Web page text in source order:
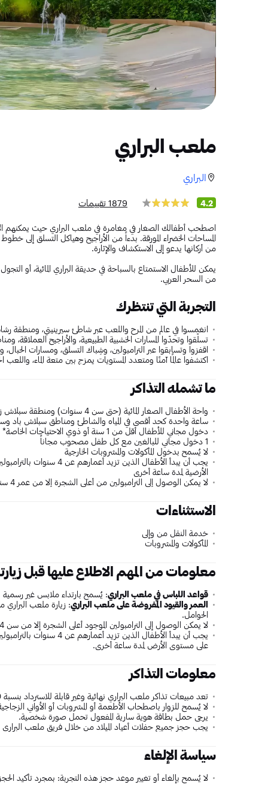
ملعب البراري
البراري
4.2 1879 تقييمات
اصطحب أطفالك الصغار في مغامرة في ملعب البراري حيث يمكنهم
المساحات الخضراء المورقة. بدءاً من الأراجيح وهياكل التسلق إلى
من أركانها يدعو إلى الاستكشاف والإثارة.
يمكن للأطفال الاستمتاع بالسباحة في حديقة البراري المائية، أو
من السحر العربي.
التجربة التي تنتظرك
انغمسوا في عالم من المرح واللعب عبر شاطئ سيرينيتي، ومنطقة
تسلّقوا وتحدّوا المسارات الخشبية الطبيعية، والأراجيح العملاقة،
اقفزوا وتسابقوا عبر الترامبولين، وشِباك التسلق، ومسارات الحبال،
اكتشفوا عالمًا آمنًا ومتعدد المستويات يمزج بين متعة الماء، واللعب
ما تشمله التذاكر
واحة الأطفال الصغار المائية (حتى سن 4 سنوات) ومنطقة سبلاش زون (من 4 سنوات حتى 14 سنة)
ساعة واحدة كحد أقصى في المياه والشاطئ ومناطق سبلاش باد
دخول مجاني للأطفال أقل من 1 سنة أو ذوي الاحتياجات الخاصة*
1 دخول مجاني للبالغين مع كل طفل مصحوب مجاناً
لا يُسمح بدخول المأكولات والمشروبات الخارجية
يجب أن يبدأ الأطفال
الأرضية لمدة ساعة أخرى
لا يمكن الوصول إلى الترامبولين من أعلى الشجرة إلا من عمر 4 سنوات فصاعداً فقط وجوارب التمسّك إلزامية.
الاستثناءات
خدمة النقل من وإلى
المأكولات والمشروبات
معلومات من المهم الاطلاع عليها قبل
قواعد اللباس في ملعب البراري: يُسمح بارتداء ملابس غير رسمية
العمر والقيود المفروضة على ملعب البراري: زيارة ملعب
الحوامل.
لا يمكن الوصول إلى الترامبولين الموجود أعلى الشجرة إلا من سن 4 سنوات فصاعداً، والجوارب التي تُمسك باليد إلزامية.
يجب أن يبدأ الأطفال الذين
على مستوى الأرض لمدة ساعة أخرى.
معلومات التذاكر
تعد مبيعات تذاكر ملعب البراري نهائية وغير قابلة للاسترداد بنسبة 100%.
لا يُسمح للزوار باصطحاب الأطعمة أو المشروبات أو الأواني
يرجى حمل بطاقة هوية سارية المفعول تحمل صورة شخصية.
يجب حجز جميع حفلات أعياد الميلاد من خلال فريق ملعب البراري
سياسة الإلغاء
لا يُسمح بإلغاء أو تغيير موعد حجز هذه التجربة: بمجرد تأكيد